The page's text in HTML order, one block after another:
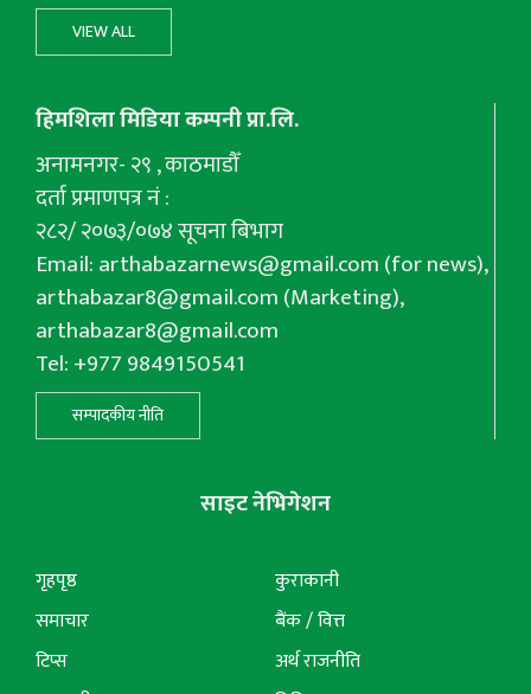
VIEW ALL
हिमशिला मिडिया कम्पनी प्रा.लि.
अनामनगर- २९ , काठमाडौँ
दर्ता प्रमाणपत्र नं :
२८२/ २०७३/०७४ सूचना बिभाग
Email:arthabazarnews@gmail.com(for news),
arthabazar8@gmail.com(Marketing),
arthabazar8@gmail.com
Tel: +977 9849150541
सम्पादकीय नीति
साइट नेभिगेशन
गृहपृष्ठ
समाचार
टिप्स
कुराकानी
बैंक / वित्त
अर्थ राजनीति